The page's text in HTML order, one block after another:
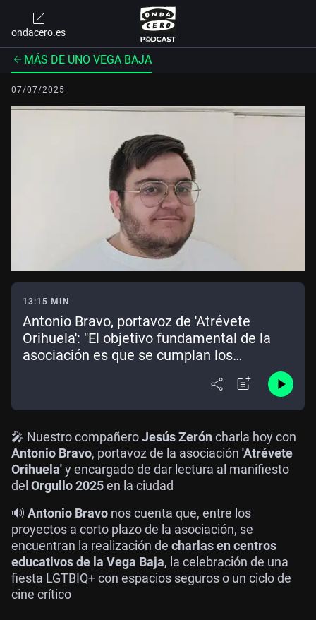
ondacero.es
MÁS DE UNO VEGA BAJA
07/07/2025
13:15 MIN
Antonio Bravo, portavoz de 'Atrévete
Orihuela': "El objetivo fundamental de la
asociación es que se cumplan los
🎤 Nuestro compañeroJesús Zeróncharla hoy con
Antonio Bravo, portavoz de la asociación 'Atrévete
Orihuela'y encargado de dar lectura al manifiesto
del Orgullo 2025en la ciudad
🔊 Antonio Bravo nos cuenta que, entre los
proyectos a corto plazo de la asociación, se
encuentran la realización de charlas en centros
educativos de la Vega Baja, la celebración de una
fiesta LGTBIQ+ con espacios seguros o un ciclo de
cine crítico